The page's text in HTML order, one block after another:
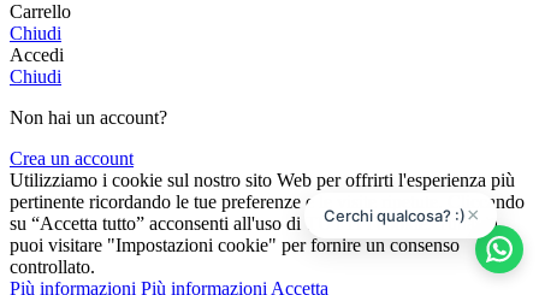
Carrello
Chiudi
Accedi
Chiudi
Non hai un account?
Crea un account
Utilizziamo i cookie sul nostro sito Web per offrirti l'esperienza più
pertinente ricordando le tue preferenze e le visite ripetute. Cliccando
su “Accetta tutto” acconsenti all'uso di TUTTI i cookie. Tuttavia,
puoi visitare "Impostazioni cookie" per fornire un consenso
controllato.
Più informazioni Più informazioni Accetta
×
Cerchi qualcosa? :)